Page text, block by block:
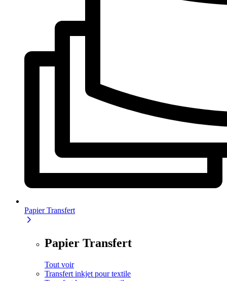
Papier Transfert
Papier Transfert
Tout voir
Transfert inkjet pour textile